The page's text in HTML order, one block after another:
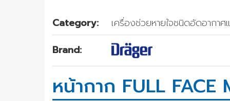
Category:
เครื่องช่วยหายใจชนิดอัดอากา
Brand:
หน้ากาก FULL FACE